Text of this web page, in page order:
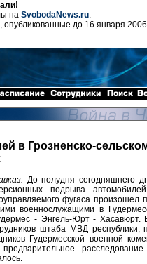
на SvobodaNews.ru.
до 16 января 2006
в Грозненско-
До полудня сегодняшнего
подрыва автомобилей
фугаса произошел
военнослужащими в
- Энгель-Юрт - Хасавюрт.
штаба МВД республики,
Гудермесской военной